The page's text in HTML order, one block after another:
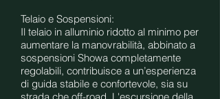
Telaio e Sospensioni:
Il telaio in alluminio ridotto al minimo per
aumentare la manovrabilità, abbinato a
sospensioni Showa completamente
regolabili, contribuisce a un’esperienza
di guida stabile e confortevole, sia su